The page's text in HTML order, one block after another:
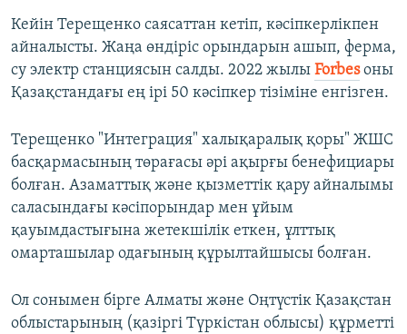
Кейін Терещенко саясаттан кетіп, кәсіпкерлікпен
айналысты. Жаңа өндіріс орындарын ашып, ферма,
су электр станциясын салды. 2022 жылы Forbesоны
Қазақстандағы ең ірі 50 кәсіпкер тізіміне енгізген.
Терещенко "Интеграция" халықаралық қоры" ЖШС
басқармасының төрағасы әрі ақырғы бенефициары
болған. Азаматтық және қызметтік қару айналымы
саласындағы кәсіпорындар мен ұйым
қауымдастығына жетекшілік еткен, ұлттық
омарташылар одағының құрылтайшысы болған.
Ол сонымен бірге Алматы және Оңтүстік Қазақстан
облыстарының (қазіргі Түркістан облысы) құрметті